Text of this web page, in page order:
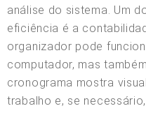
análise do sistema. Um
eficiência é a
organizador pode
computador, mas
cronograma mostra
trabalho e, se